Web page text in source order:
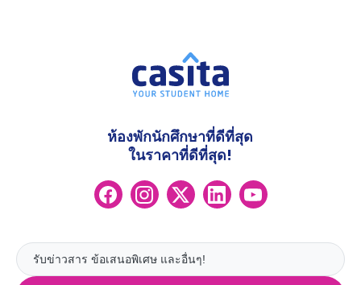
ห้องพักนักศึกษาที่ดีที่สุด
ในราคาที่ดีที่สุด!